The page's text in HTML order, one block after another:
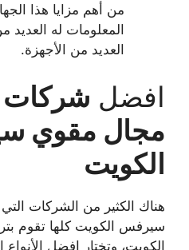
من أهم مزايا هذا
المعلومات له
العديد من الأجهزة.
افضل شركات
الكويت
هناك الكثير من الشركات
سيرفس الكويت كلها تقوم
الكويت، وتختار افضل